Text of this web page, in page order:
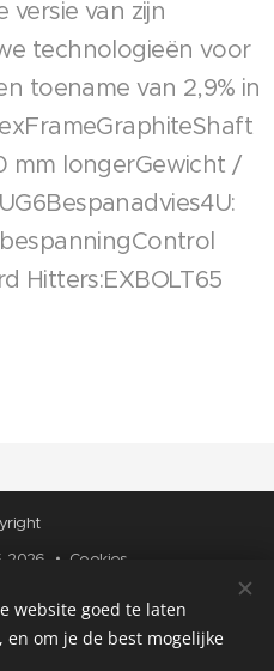
versie van zijn
technologieën voor
toename van 2,9% in
mm longerGewicht /
Hitters:EXBOLT65
2026
Cookies
website goed te laten
om je de best mogelijke